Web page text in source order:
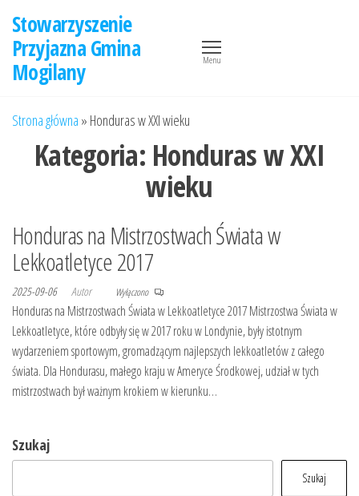
treści
Stowarzyszenie
Przyjazna Gmina
Mogilany
Menu
Strona główna » Honduras w XXI wieku
Kategoria: Honduras w XXI
wieku
Honduras na Mistrzostwach Świata w
Lekkoatletyce 2017
2025-09-06 Autor Wyłączono
Honduras na Mistrzostwach Świata w Lekkoatletyce 2017 Mistrzostwa Świata w
Lekkoatletyce, które odbyły się w 2017 roku w Londynie, były istotnym
wydarzeniem sportowym, gromadzącym najlepszych lekkoatletów z całego
świata. Dla Hondurasu, małego kraju w Ameryce Środkowej, udział w tych
mistrzostwach był ważnym krokiem w kierunku…
Szukaj
Szukaj